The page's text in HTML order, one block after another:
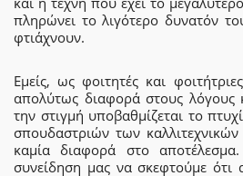
πληρώνει το λιγότερο δυνατόν
φτιάχνουν.
Εμείς, ως φοιτητές και
απολύτως διαφορά στους λόγους
την στιγμή υποβαθμίζεται το
σπουδαστριών των
καμία διαφορά στο
συνείδηση μας να σκεφτούμε ότι